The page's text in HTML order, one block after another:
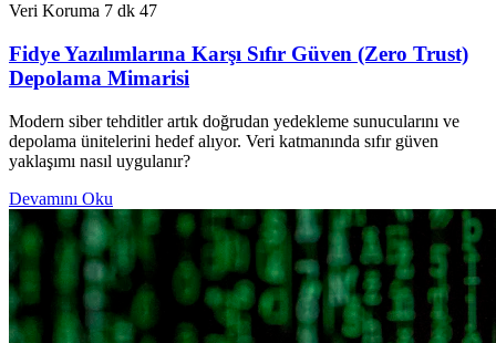
Veri Koruma 7 dk 47
Fidye Yazılımlarına Karşı Sıfır Güven (Zero Trust)
Depolama Mimarisi
Modern siber tehditler artık doğrudan yedekleme sunucularını ve
depolama ünitelerini hedef alıyor. Veri katmanında sıfır güven
yaklaşımı nasıl uygulanır?
Devamını Oku